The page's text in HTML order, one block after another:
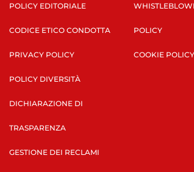
POLICY EDITORIALE
CODICE ETICO CONDOTTA
PRIVACY POLICY
POLICY DIVERSITÀ
DICHIARAZIONE DI
TRASPARENZA
GESTIONE DEI RECLAMI
POLICY
COOKIE POLICY